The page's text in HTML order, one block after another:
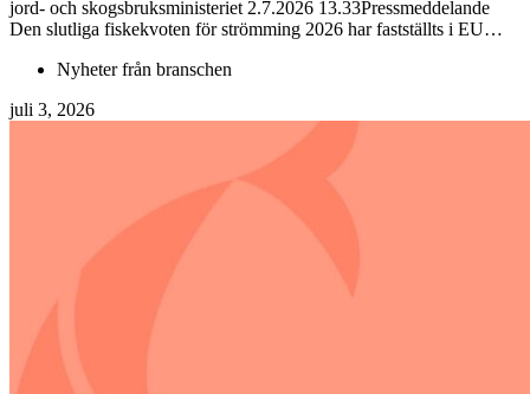
jord- och skogsbruksministeriet 2.7.2026 13.33Pressmeddelande
Den slutliga fiskekvoten för strömming 2026 har fastställts i EU…
Nyheter från branschen
juli 3, 2026